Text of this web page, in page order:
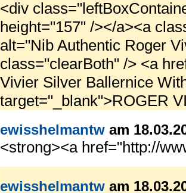
ewisshelmantw am
<strong><a href="http://
ewisshelmantw am